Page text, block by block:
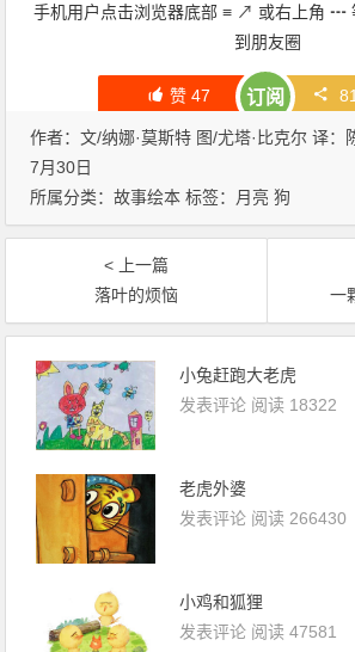
手机用户点击浏览器底部 ≡ ↗ 或右上角 ┅
到朋友圈
赞47 订阅
作者：文/纳娜·莫斯特 图/尤塔·比克尔 译：
7月30日
所属分类：故事绘本 标签： 月亮 狗
< 上一篇
落叶的烦恼
一
小兔赶跑大老虎
发表评论 阅读 18322
老虎外婆
发表评论 阅读 266430
小鸡和狐狸
发表评论 阅读 47581